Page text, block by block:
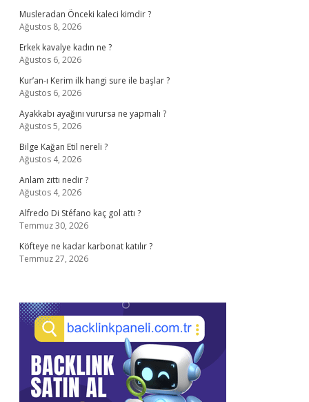
Musleradan Önceki kaleci kimdir ?
Ağustos 8, 2026
Erkek kavalye kadın ne ?
Ağustos 6, 2026
Kur’an-ı Kerim ilk hangi sure ile başlar ?
Ağustos 6, 2026
Ayakkabı ayağını vurursa ne yapmalı ?
Ağustos 5, 2026
Bilge Kağan Etil nereli ?
Ağustos 4, 2026
Anlam zıttı nedir ?
Ağustos 4, 2026
Alfredo Di Stéfano kaç gol attı ?
Temmuz 30, 2026
Köfteye ne kadar karbonat katılır ?
Temmuz 27, 2026